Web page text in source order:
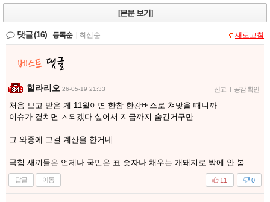
[본문 보기]
댓글(16) 등록순 최신순 새로고침
힐라리오 26-05-19 21:33 신고 | 공감 확인
처음 보고 받은 게 11월이면 한참 한강버스로 쳐맞을 때니까
이슈가 곂치면 ㅈ되겠다 싶어서 지금까지 숨긴거구만.
그 와중에 그걸 계산을 한거네
국힘 새끼들은 언제나 국민은 표 숫자나 채우는 개돼지로 밖에 안 봄.
답글 이동 0
11